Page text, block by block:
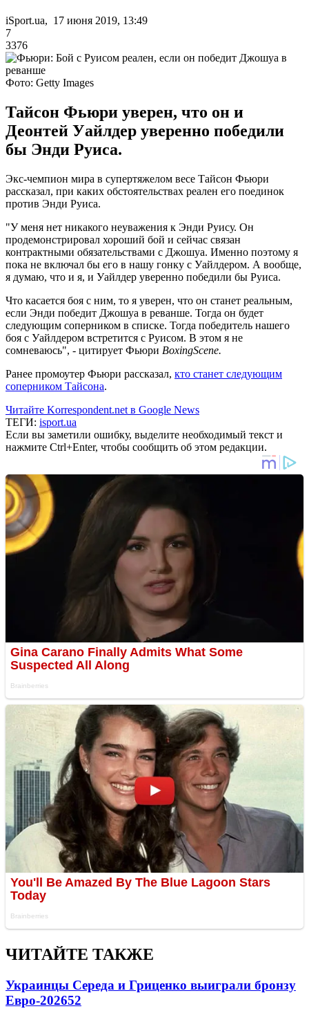
iSport.ua, 17 июня 2019, 13:49
7
3376
Фото: Getty Images
Тайсон Фьюри уверен, что он и
Деонтей Уайлдер уверенно победили
бы Энди Руиса.
Экс-чемпион мира в супертяжелом весе Тайсон Фьюри
рассказал, при каких обстоятельствах реален его поединок
против Энди Руиса.
"У меня нет никакого неуважения к Энди Руису. Он
продемонстрировал хороший бой и сейчас связан
контрактными обязательствами с Джошуа. Именно поэтому я
пока не включал бы его в нашу гонку с Уайлдером. А вообще,
я думаю, что и я, и Уайлдер уверенно победили бы Руиса.
Что касается боя с ним, то я уверен, что он станет реальным,
если Энди победит Джошуа в реванше. Тогда он будет
следующим соперником в списке. Тогда победитель нашего
боя с Уайлдером встретится с Руисом. В этом я не
сомневаюсь", - цитирует Фьюри BoxingScene.
Ранее промоутер Фьюри рассказал, кто станет следующим
соперником Тайсона.
Читайте Korrespondent.net в Google News
ТЕГИ: isport.ua
Если вы заметили ошибку, выделите необходимый текст и
нажмите Ctrl+Enter, чтобы сообщить об этом редакции.
ЧИТАЙТЕ ТАКЖЕ
Украинцы Середа и Гриценко выиграли бронзу
Евро-202652